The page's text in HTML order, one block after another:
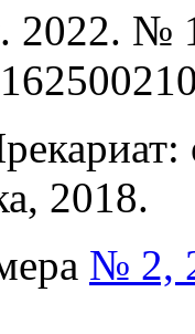
2022. №
2018.
№ 2,